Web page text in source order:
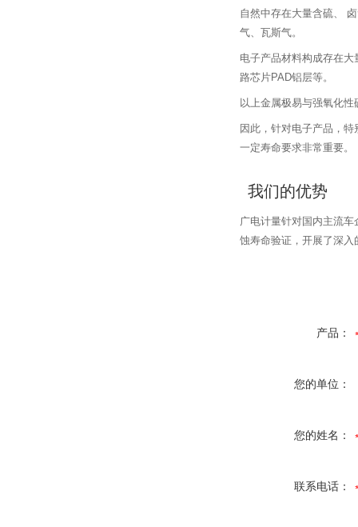
自然中存在大量含硫、
气、瓦斯气。
电子产品材料构成存在
路芯片PAD铝层等。
以上金属极易与强氧化
因此，针对电子产品，
一定寿命要求非常重要。
我们的优势
广电计量针对国内主流
蚀寿命验证，开展了深
产品：
您的单位：
您的姓名：
联系电话：